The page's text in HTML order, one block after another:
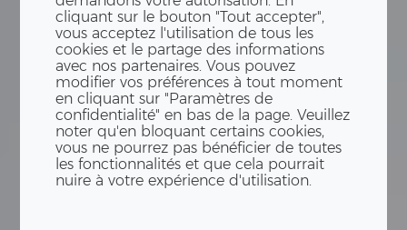
cliquant sur le bouton "Tout accepter",
vous acceptez l'utilisation de tous les
cookies et le partage des informations
avec nos partenaires. Vous pouvez
modifier vos préférences à tout moment
en cliquant sur "Paramètres de
confidentialité" en bas de la page. Veuillez
noter qu'en bloquant certains cookies,
vous ne pourrez pas bénéficier de toutes
les fonctionnalités et que cela pourrait
nuire à votre expérience d'utilisation.